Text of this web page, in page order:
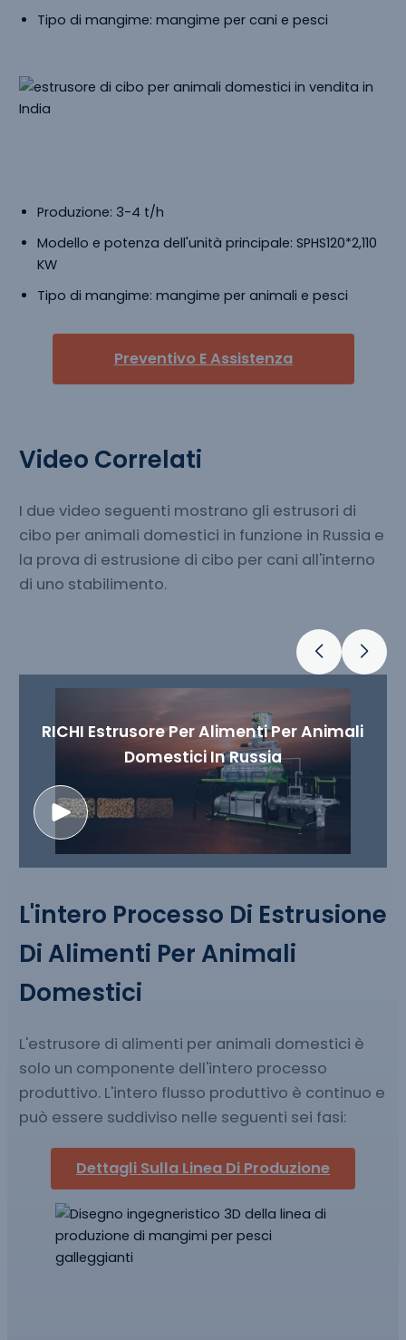
Tipo di mangime: mangime per cani e pesci
Produzione: 3-4 t/h
Modello e potenza dell'unità principale: SPHS120*2,110
KW
Tipo di mangime: mangime per animali e pesci
Preventivo E Assistenza
Video Correlati
I due video seguenti mostrano gli estrusori di
cibo per animali domestici in funzione in Russia e
la prova di estrusione di cibo per cani all'interno
di uno stabilimento.
RICHI Estrusore Per Alimenti Per Animali
Domestici In Russia
L'intero Processo Di Estrusione
Di Alimenti Per Animali
Domestici
L'estrusore di alimenti per animali domestici è
solo un componente dell'intero processo
produttivo. L'intero flusso produttivo è continuo e
può essere suddiviso nelle seguenti sei fasi:
Dettagli Sulla Linea Di Produzione